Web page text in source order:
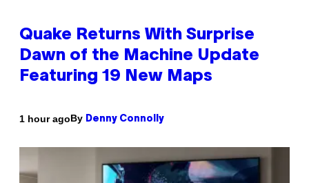
Quake Returns With Surprise
Dawn of the Machine Update
Featuring 19 New Maps
1 hour agoBy Denny Connolly